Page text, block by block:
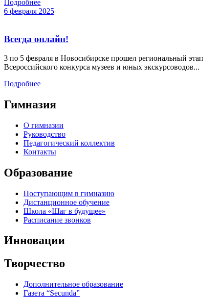
Подробнее
6 февраля 2025
Всегда онлайн!
3 по 5 февраля в Новосибирске прошел региональный этап
Всероссийского конкурса музеев и юных экскурсоводов...
Подробнее
Гимназия
О гимназии
Руководство
Педагогический коллектив
Контакты
Образование
Поступающим в гимназию
Дистанционное обучение
Школа «Шаг в будущее»
Расписание звонков
Инновации
Творчество
Дополнительное образование
Газета “Secunda”